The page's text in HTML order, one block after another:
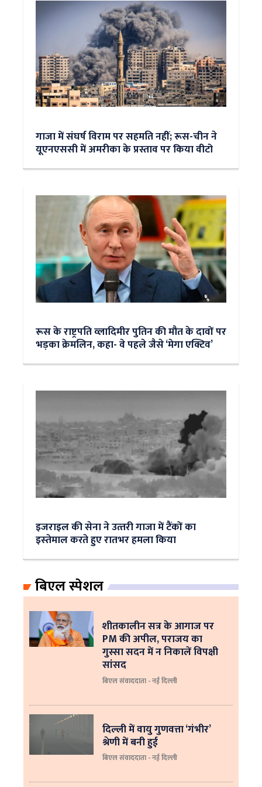
गाजा में संघर्ष विराम पर सहमति नहीं; रूस-चीन ने
यूएनएससी में अमरीका के प्रस्ताव पर किया वीटो
रूस के राष्ट्रपति व्लादिमीर पुतिन की मौत के दावों पर
भड़का क्रेमलिन, कहा- वे पहले जैसे ‘मेगा एक्टिव’
इजराइल की सेना ने उत्‍तरी गाजा में टैंकों का
इस्‍तेमाल करते हुए रातभर हमला किया
बिएल स्पेशल
शीतकालीन सत्र के आगाज पर
PM की अपील, पराजय का
गुस्सा सदन में न निकालें विपक्षी
सांसद
बिएल संवाददाता - नई दिल्ली
दिल्ली में वायु गुणवत्ता ‘गंभीर’
श्रेणी में बनी हुई
बिएल संवाददाता - नई दिल्ली